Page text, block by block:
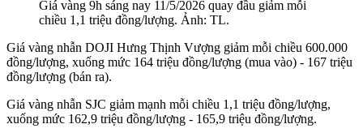
Giá vàng 9h sáng nay 11/5/2026 quay đầu giảm mỗi
chiều 1,1 triệu đồng/lượng. Ảnh: TL.
Giá vàng nhẫn DOJI Hưng Thịnh Vượng giảm mỗi chiều 600.000
đồng/lượng, xuống mức 164 triệu đồng/lượng (mua vào) - 167 triệu
đồng/lượng (bán ra).
Giá vàng nhẫn SJC giảm mạnh mỗi chiều 1,1 triệu đồng/lượng,
xuống mức 162,9 triệu đồng/lượng - 165,9 triệu đồng/lượng.